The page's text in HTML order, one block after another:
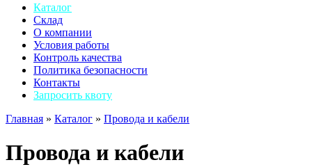
Каталог
Склад
О компании
Условия работы
Контроль качества
Политика безопасности
Контакты
Запросить квоту
Главная » Каталог » Провода и кабели
Провода и кабели